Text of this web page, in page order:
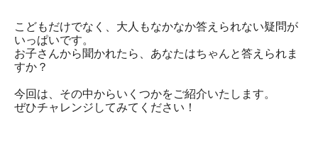
こどもだけでなく、大人もなかなか答えられない疑問が
いっぱいです。
お子さんから聞かれたら、あなたはちゃんと答えられま
すか？
今回は、その中からいくつかをご紹介いたします。
ぜひチャレンジしてみてください！